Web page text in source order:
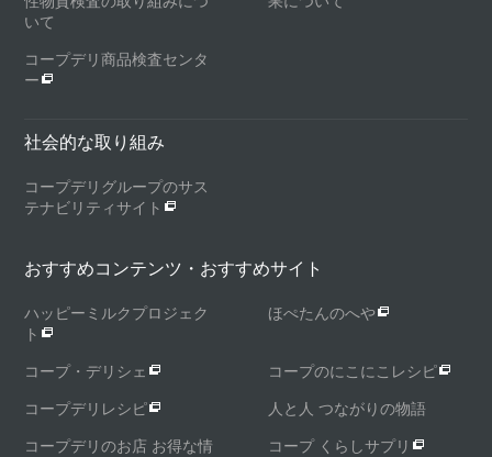
いて
コープデリ商品検査センタ
ー
社会的な取り組み
コープデリグループのサス
テナビリティサイト
おすすめコンテンツ・おすすめサイト
ハッピーミルクプロジェク
ト
ほぺたんのへや
コープ・デリシェ コープのにこにこレシピ
コープデリレシピ 人と人 つながりの物語
コープデリのお店 お得な情
コープ くらしサプリ